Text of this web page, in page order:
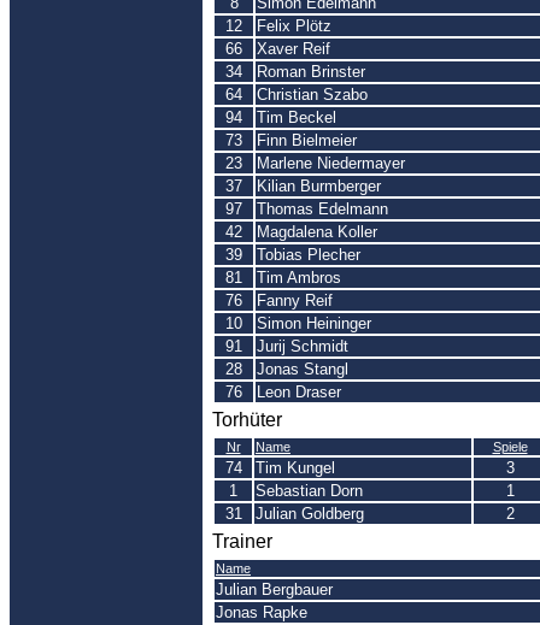
12
Felix Plötz
66
Xaver Reif
34
Roman Brinster
64
Christian Szabo
94
Tim Beckel
73
Finn Bielmeier
23
Marlene Niedermayer
37
Kilian Burmberger
97
Thomas Edelmann
42
Magdalena Koller
39
Tobias Plecher
81
Tim Ambros
76
Fanny Reif
10
Simon Heininger
91
Jurij Schmidt
28
Jonas Stangl
76
Leon Draser
Torhüter
Nr Name Spiele
74 Tim Kungel
3
1
Sebastian Dorn
1
31
Julian Goldberg 2
Trainer
Name
Julian Bergbauer
Jonas Rapke